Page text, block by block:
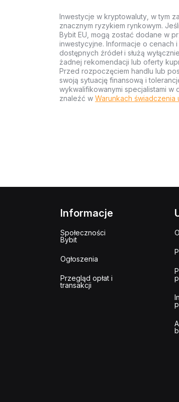
Inwestycje w kryptowaluty, w tym
znacznym ryzykiem rynkowym.
Bybit EU, mogą zostać dodane w
inwestycyjne. Informacje o cenach
dostępnych źródeł i służą
żadnej rekomendacji lub oferty
Przed rozpoczęciem handlu lub
swoją sytuację finansową i
wykwalifikowanymi specjalistami w
znaleźć w Warunkach świadczenia
Informacje
Społeczności
Bybit
Ogłoszenia
Przegląd opłat i
transakcji